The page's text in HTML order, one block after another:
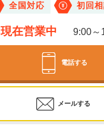
全国対応 初回
現在営業中 9:00～
電話する
メールする